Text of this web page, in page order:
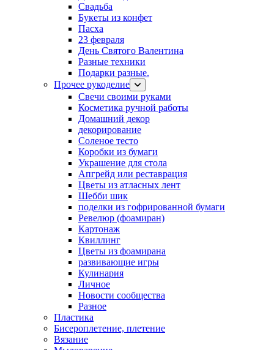
Свадьба
Букеты из конфет
Пасха
23 февраля
День Святого Валентина
Разные техники
Подарки разные.
Прочее рукоделие
Свечи своими руками
Косметика ручной работы
Домашний декор
декорирование
Соленое тесто
Коробки из бумаги
Украшение для стола
Апгрейд или реставрация
Цветы из атласных лент
Шебби шик
поделки из гофрированной бумаги
Ревелюр (фоамиран)
Картонаж
Квиллинг
Цветы из фоамирана
развивающие игры
Кулинария
Личное
Новости сообщества
Разное
Пластика
Бисероплетение, плетение
Вязание